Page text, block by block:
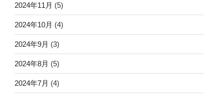
2024年11月 (5)
2024年10月 (4)
2024年9月 (3)
2024年8月 (5)
2024年7月 (4)